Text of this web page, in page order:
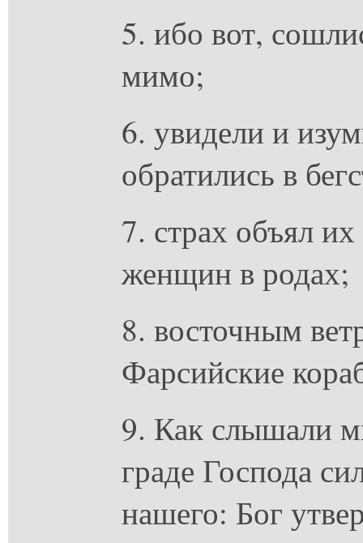
5. ибо вот,
мимо;
6. увидели и
обратились в
7. страх объял
женщин в родах;
8. восточным
Фарсийские
9. Как слышали
граде Господа
нашего: Бог